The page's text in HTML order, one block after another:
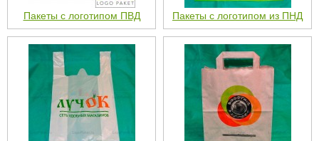
Пакеты с логотипом ПВД Пакеты с логотипом из ПНД